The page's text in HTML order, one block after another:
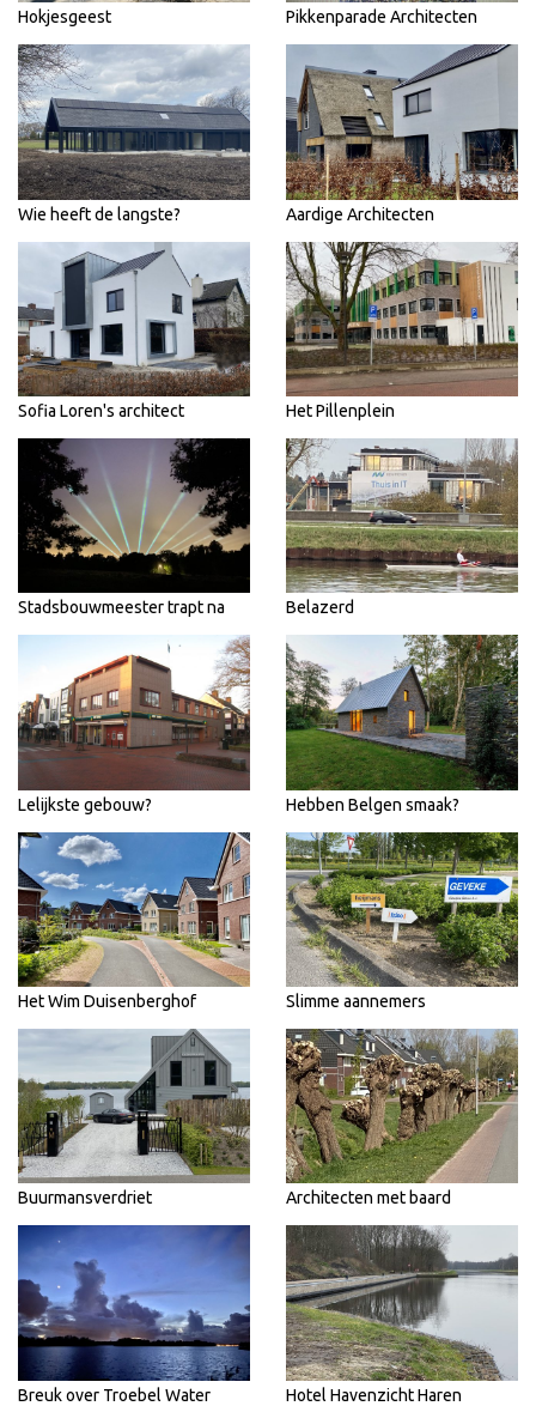
Hokjesgeest Pikkenparade Architecten
Wie heeft de langste? Aardige Architecten
Sofia Loren's architect Het Pillenplein
Stadsbouwmeester trapt na Belazerd
Lelijkste gebouw? Hebben Belgen smaak?
Het Wim Duisenberghof Slimme aannemers
Buurmansverdriet Architecten met baard
Breuk over Troebel Water Hotel Havenzicht Haren